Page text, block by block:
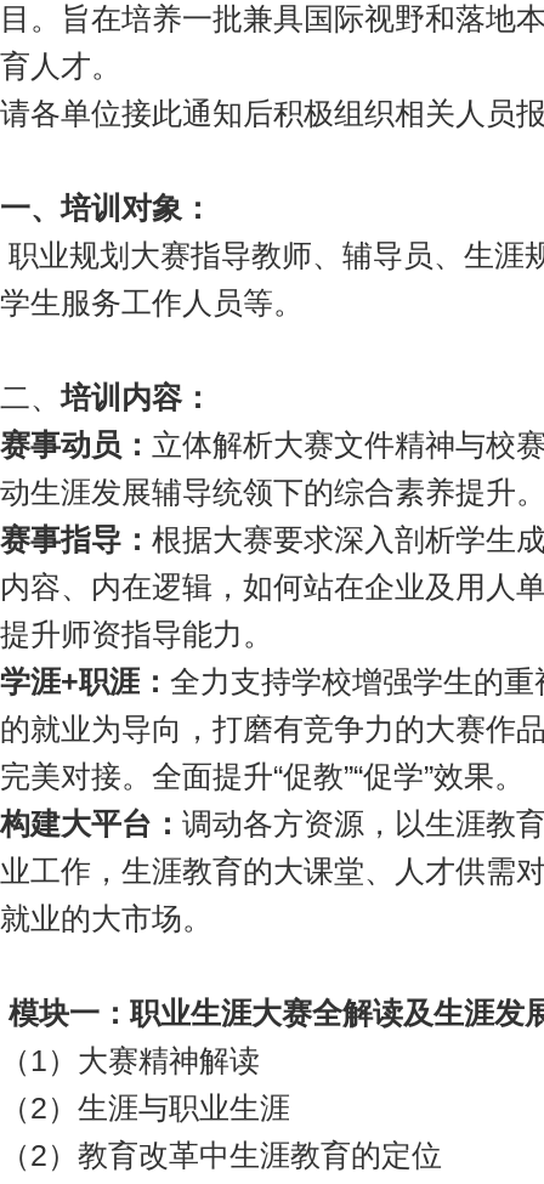
目。旨在培养一批兼具国际视野和落地
育人才。
请各单位接此通知后积极组织相关人员
一、培训对象：
职业规划大赛指导教师、辅导员、生涯
学生服务工作人员等。
二、培训 内容：
赛事动员 ： 立体解析大赛文件精神与校
动生涯发展辅导统领下的综合素养提升
赛事指导： 根据大赛要求深入剖析学生
内容、内在逻辑，如何站在企业及用人
提升师资指导能力。
学涯+职涯： 全力支持学校增强学生的
的就业为导向，打磨有竞争力的大赛作
完美对接。全面提升“促教”“促学”效果。
构建大平台 ： 调动各方资源，以生涯教
业工作，生涯教育的大课堂、人才供需
就业的大市场。
模块一：职业生涯大赛全解读及生涯发
（1）大赛精神解读
（2）生涯与职业生涯
（2）教育改革中生涯教育的定位